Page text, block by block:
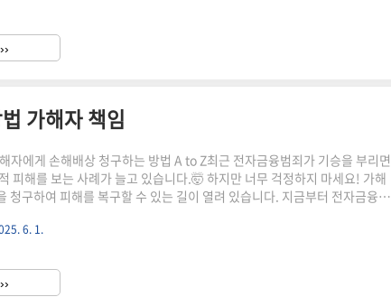
지가 어려운 서민·취약계층에게 긴급자금을 대출하여 생활 안정을 돕는 제
상은 다음과 같습니다. 소득 조건 : 연소득 4천만원 이하 & ..
가해자 책임
자에게 손해배상 청구하는 방법 A to Z최근 전자금융범죄가 기승을 부리면
피해를 보는 사례가 늘고 있습니다.🤯 하지만 너무 걱정하지 마세요! 가해
청구하여 피해를 복구할 수 있는 길이 열려 있습니다. 지금부터 전자금융범
을 청구할 수 있을까? 🤔전자금융범죄 피해를 입었다면, 가해자에게 민사상
생한 직접적인 손해와 정신적 피해에 대한 배상을 요구하는 것이죠.민법 제
인한 손해배상 책임"고의 또는 과실로 위법하게 타인에게 손..
6. 1.